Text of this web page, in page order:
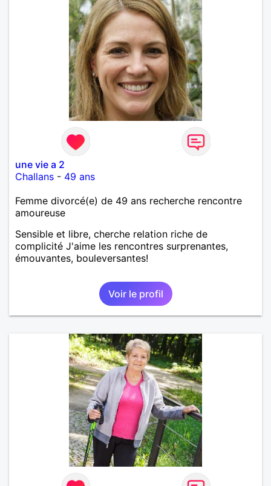
une vie a 2
Challans - 49 ans
Femme divorcé(e) de 49 ans recherche rencontre
amoureuse
Sensible et libre, cherche relation riche de
complicité J'aime les rencontres surprenantes,
émouvantes, bouleversantes!
Voir le profil